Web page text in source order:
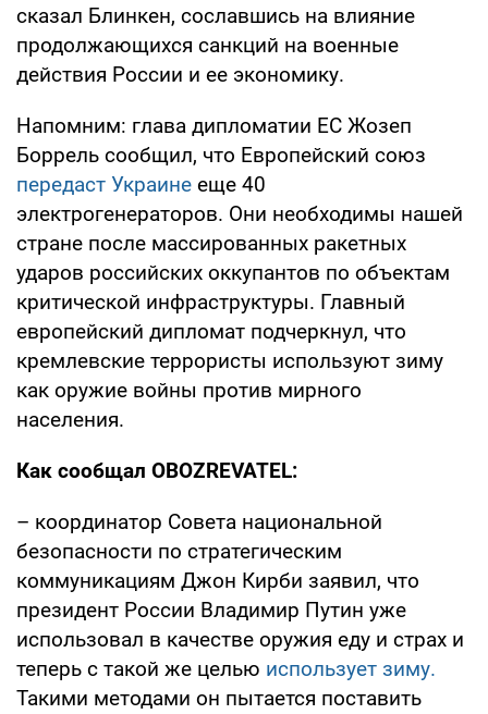
сказал Блинкен, сославшись на влияние
продолжающихся санкций на военные
действия России и ее экономику.
Напомним: глава дипломатии ЕС Жозеп
Боррель сообщил, что Европейский союз
передаст Украине еще 40
электрогенераторов. Они необходимы нашей
стране после массированных ракетных
ударов российских оккупантов по объектам
критической инфраструктуры. Главный
европейский дипломат подчеркнул, что
кремлевские террористы используют зиму
как оружие войны против мирного
населения.
Как сообщал OBOZREVATEL:
– координатор Совета национальной
безопасности по стратегическим
коммуникациям Джон Кирби заявил, что
президент России Владимир Путин уже
использовал в качестве оружия еду и страх и
теперь с такой же целью использует зиму.
Такими методами он пытается поставить